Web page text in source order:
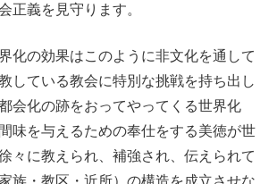
正義を見守ります。
化の効果はこのように非文化を通して
している教会に特別な挑戦を持ち出し
会化の跡をおってやってくる世界化
味を与えるための奉仕をする美徳が世
々に教えられ、補強され、伝えられて